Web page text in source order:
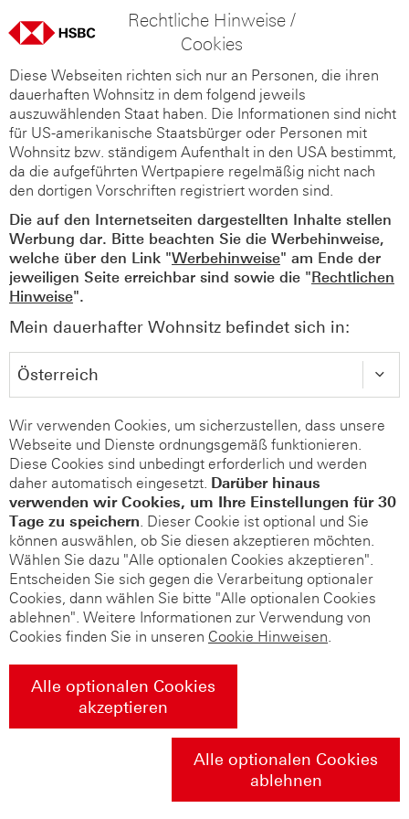
Rechtliche Hinweise /
Cookies
Diese Webseiten richten sich nur an Personen, die ihren
dauerhaften Wohnsitz in dem folgend jeweils
auszuwählenden Staat haben. Die Informationen sind nicht
für US-amerikanische Staatsbürger oder Personen mit
Wohnsitz bzw. ständigem Aufenthalt in den USA bestimmt,
da die aufgeführten Wertpapiere regelmäßig nicht nach
den dortigen Vorschriften registriert worden sind.
Die auf den Internetseiten dargestellten Inhalte stellen
Werbung dar. Bitte beachten Sie die Werbehinweise,
welche über den Link "Werbehinweise" am Ende der
jeweiligen Seite erreichbar sind sowie die "Rechtlichen
Hinweise".
Mein dauerhafter Wohnsitz befindet sich in:
Wir verwenden Cookies, um sicherzustellen, dass unsere
Webseite und Dienste ordnungsgemäß funktionieren.
Diese Cookies sind unbedingt erforderlich und werden
daher automatisch eingesetzt. Darüber hinaus
verwenden wir Cookies, um Ihre Einstellungen für 30
Tage zu speichern. Dieser Cookie ist optional und Sie
können auswählen, ob Sie diesen akzeptieren möchten.
Wählen Sie dazu "Alle optionalen Cookies akzeptieren".
Entscheiden Sie sich gegen die Verarbeitung optionaler
Cookies, dann wählen Sie bitte "Alle optionalen Cookies
ablehnen". Weitere Informationen zur Verwendung von
Cookies finden Sie in unseren Cookie Hinweisen.
Alle optionalen Cookies
akzeptieren
Alle optionalen Cookies
ablehnen